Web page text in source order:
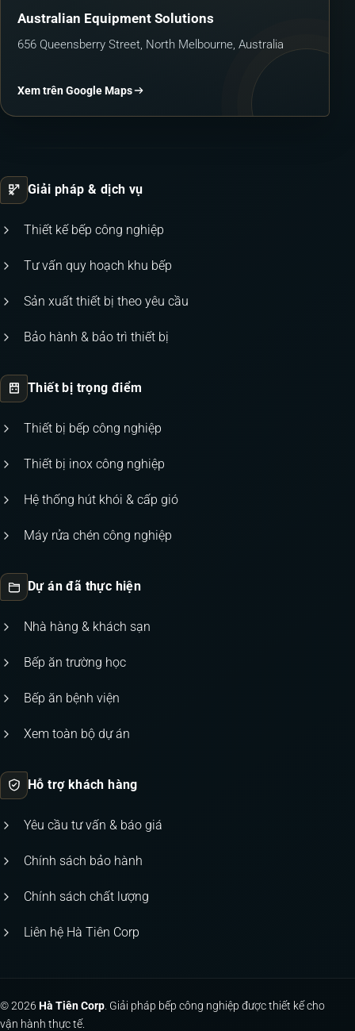
Australian Equipment Solutions
656 Queensberry Street, North Melbourne, Australia
Xem trên Google Maps
Giải pháp & dịch vụ
Thiết kế bếp công nghiệp
Tư vấn quy hoạch khu bếp
Sản xuất thiết bị theo yêu cầu
Bảo hành & bảo trì thiết bị
Thiết bị trọng điểm
Thiết bị bếp công nghiệp
Thiết bị inox công nghiệp
Hệ thống hút khói & cấp gió
Máy rửa chén công nghiệp
Dự án đã thực hiện
Nhà hàng & khách sạn
Bếp ăn trường học
Bếp ăn bệnh viện
Xem toàn bộ dự án
Hỗ trợ khách hàng
Yêu cầu tư vấn & báo giá
Chính sách bảo hành
Chính sách chất lượng
Liên hệ Hà Tiên Corp
© 2026 Hà Tiên Corp . Giải pháp bếp công nghiệp được thiết kế cho
vận hành thực tế.